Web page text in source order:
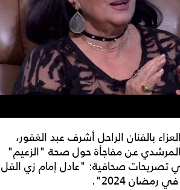
بالفنان الراحل أشرف عبد الغفور،
عن مفاجأة حول صحة "الزعيم"
تصريحات صحافية: "عادل إمام زي الفل
2024".